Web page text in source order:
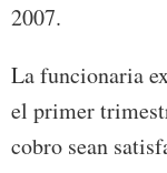
2007.
La funcionaria
el primer
cobro sean